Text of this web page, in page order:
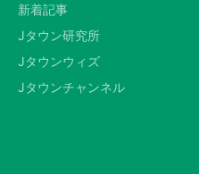
新着記事
Jタウン研究所
Jタウンウィズ
Jタウンチャンネル